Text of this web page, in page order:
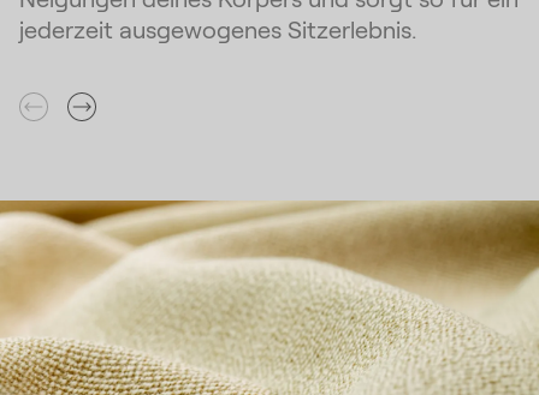
jederzeit ausgewogenes Sitzerlebnis.